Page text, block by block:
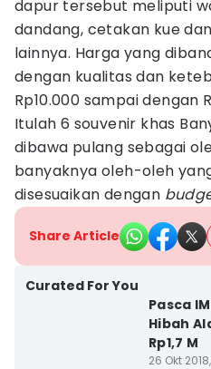
dapur tersebut meliputi
dandang, cetakan kue
lainnya. Harga yang
dengan kualitas dan
Rp10.000 sampai dengan
Itulah 6 souvenir khas
dibawa pulang sebagai
banyaknya oleh-oleh
disesuaikan dengan
Share Article
Curated For You
Pasca
Hibah
Rp1,7 M
26 Okt